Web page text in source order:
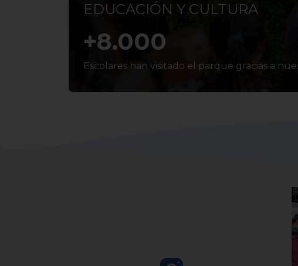
EDUCACIÓN Y CULTURA
+8.000
Escolares han visitado el parque gracias a